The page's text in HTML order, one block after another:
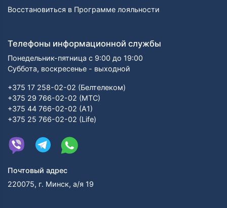
Восстановиться в Программе лояльности
Телефоны информационной службы
Понедельник-пятница с 9:00 до 19:00
Суббота, воскресенье - выходной
+375 17 258-02-02 (Белтелеком)
+375 29 766-02-02 (МТС)
+375 44 766-02-02 (А1)
+375 25 766-02-02 (Life)
Почтовый адрес
220075, г. Минск, а/я 19